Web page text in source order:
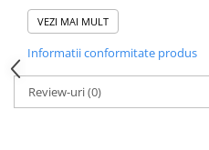
Literele sunt finisate cu atenție,
la atingere. Dimensiunea
Specificații:
Conține puzzle cu litere mari,
Material: lemn
Dimensiuni: 300 x 300 x 8 mm
VEZI MAI MULT
Informatii conformitate produs
Review-uri(0)